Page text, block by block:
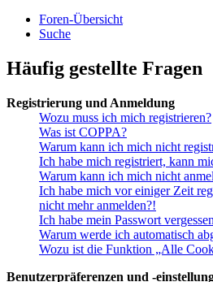
Foren-Übersicht
Suche
Häufig gestellte Fragen
Registrierung und Anmeldung
Wozu muss ich mich registrieren?
Was ist COPPA?
Warum kann ich mich nicht
Ich habe mich registriert, kann
Warum kann ich mich nicht
Ich habe mich vor einiger Zeit
nicht mehr anmelden?!
Ich habe mein Passwort
Warum werde ich automatisch
Wozu ist die Funktion „Alle
Benutzerpräferenzen und -